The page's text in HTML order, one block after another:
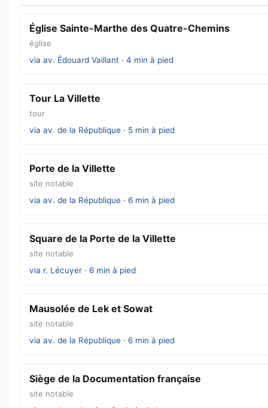
Église Sainte-Marthe des Quatre-Chemins
église
via av. Édouard Vaillant · 4 min à pied
Tour La Villette
tour
via av. de la République · 5 min à pied
Porte de la Villette
site notable
via av. de la République · 6 min à pied
Square de la Porte de la Villette
site notable
via r. Lécuyer · 6 min à pied
Mausolée de Lek et Sowat
site notable
via av. de la République · 6 min à pied
Siège de la Documentation française
site notable